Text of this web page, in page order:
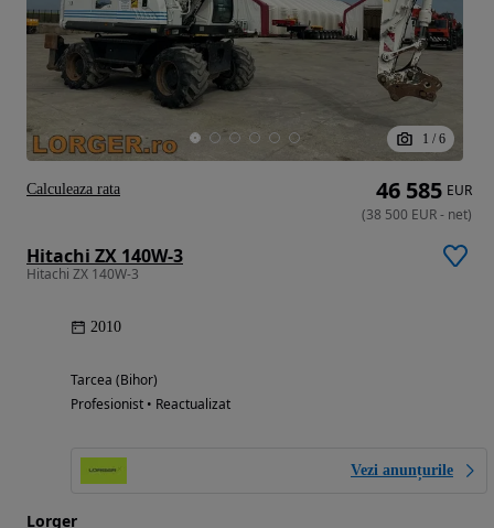
1 / 6
Hitachi ZX 140W-3
Hitachi ZX 140W-3
2010
Tarcea (Bihor)
Profesionist • Reactualizat
Vezi anunțurile
Lorger
46 585 EUR
(38 500 EUR- net)
Calculeaza rata